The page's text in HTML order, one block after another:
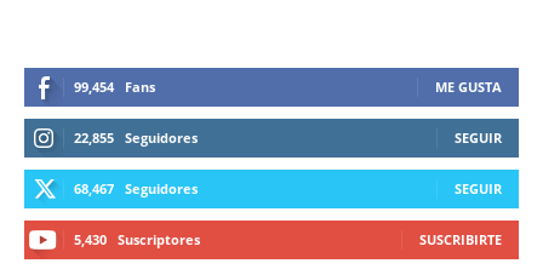
99,454 Fans ME GUSTA
22,855 Seguidores SEGUIR
68,467 Seguidores SEGUIR
5,430 Suscriptores SUSCRIBIRTE